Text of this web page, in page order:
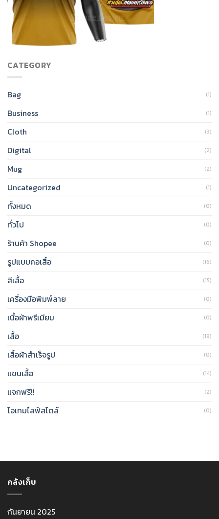
CATEGORY
Bag (1)
Business (1)
Cloth (3)
Digital (2)
Mug (2)
Uncategorized (1)
ทั้งหมด (0)
ทั่วไป (0)
ร้านค้า Shopee (0)
รูปแบบคอเสื้อ (16)
สีเสื้อ (15)
เครื่องมือพิมพ์ลาย (0)
เนื้อผ้าพรีเมียม (0)
เสื้อ (19)
เสื้อผ้าสำเร็จรูป (0)
แขนเสื้อ (14)
แจกฟรี!! (2)
ไอเทมไลฟ์สไตล์ (0)
คลังเก็บ
กันยายน 2025